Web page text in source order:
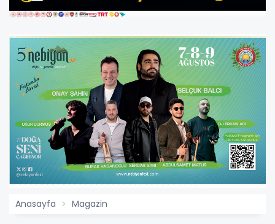
Anasayfa Magazin